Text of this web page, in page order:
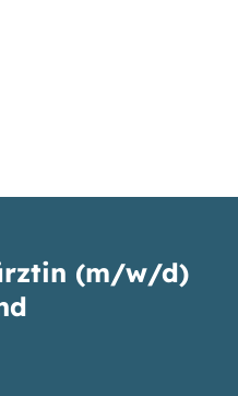
(m/w/d)